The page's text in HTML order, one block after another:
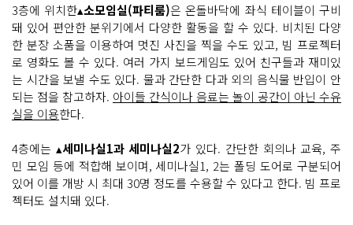
3층에 위치한▴소모임실(파티룸)은 온돌바닥에 좌식 테이블이 구비
돼 있어 편안한 분위기에서 다양한 활동을 할 수 있다. 비치된 다양
한 분장 소품을 이용하여 멋진 사진을 찍을 수도 있고, 빔 프로젝터
로 영화도 볼 수 있다. 여러 가지 보드게임도 있어 친구들과 재미있
는 시간을 보낼 수도 있다. 물과 간단한 다과 외의 음식물 반입이 안
되는 점을 참고하자. 아이들 간식이나 음료는 놀이 공간이 아닌 수유
실을 이용한다.
4층에는 ▴세미나실1과 세미나실2가 있다. 간단한 회의나 교육, 주
민 모임 등에 적합해 보이며, 세미나실1, 2는 폴딩 도어로 구분되어
있어 이를 개방 시 최대 30명 정도를 수용할 수 있다고 한다. 빔 프로
젝터도 설치돼 있다.